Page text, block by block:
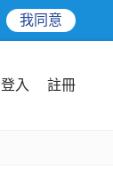
我同意
登入 註冊